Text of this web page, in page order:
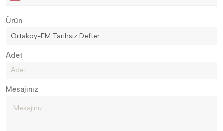
Ürün
Adet
Mesajınız